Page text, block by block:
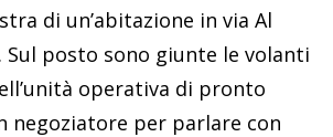
di un’abitazione in via Al
Sul posto sono giunte le volanti
operativa di pronto
negoziatore per parlare con